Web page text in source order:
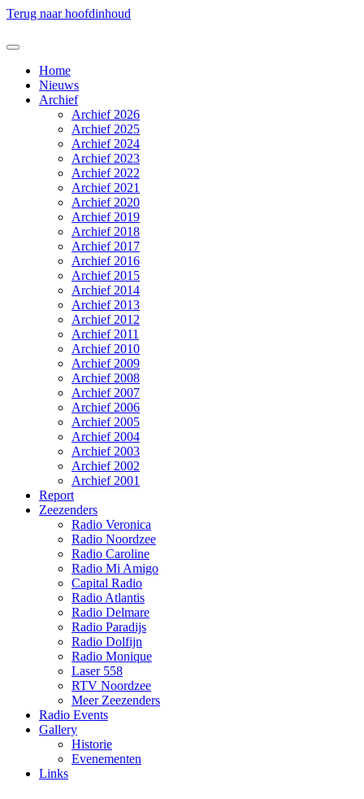
Terug naar hoofdinhoud
Home
Nieuws
Archief
Archief 2026
Archief 2025
Archief 2024
Archief 2023
Archief 2022
Archief 2021
Archief 2020
Archief 2019
Archief 2018
Archief 2017
Archief 2016
Archief 2015
Archief 2014
Archief 2013
Archief 2012
Archief 2011
Archief 2010
Archief 2009
Archief 2008
Archief 2007
Archief 2006
Archief 2005
Archief 2004
Archief 2003
Archief 2002
Archief 2001
Report
Zeezenders
Radio Veronica
Radio Noordzee
Radio Caroline
Radio Mi Amigo
Capital Radio
Radio Atlantis
Radio Delmare
Radio Paradijs
Radio Dolfijn
Radio Monique
Laser 558
RTV Noordzee
Meer Zeezenders
Radio Events
Gallery
Historie
Evenementen
Links